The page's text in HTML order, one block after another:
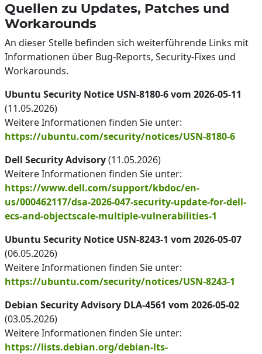
Quellen zu Updates, Patches und
Workarounds
An dieser Stelle befinden sich weiterführende Links mit
Informationen über Bug-Reports, Security-Fixes und
Workarounds.
Ubuntu Security Notice USN-8180-6 vom 2026-05-11
(11.05.2026)
Weitere Informationen finden Sie unter:
https://ubuntu.com/security/notices/USN-8180-6
Dell Security Advisory(11.05.2026)
Weitere Informationen finden Sie unter:
https://www.dell.com/support/kbdoc/en-
us/000462117/dsa-2026-047-security-update-for-dell-
ecs-and-objectscale-multiple-vulnerabilities-1
Ubuntu Security Notice USN-8243-1 vom 2026-05-07
(06.05.2026)
Weitere Informationen finden Sie unter:
https://ubuntu.com/security/notices/USN-8243-1
Debian Security Advisory DLA-4561 vom 2026-05-02
(03.05.2026)
Weitere Informationen finden Sie unter:
https://lists.debian.org/debian-lts-